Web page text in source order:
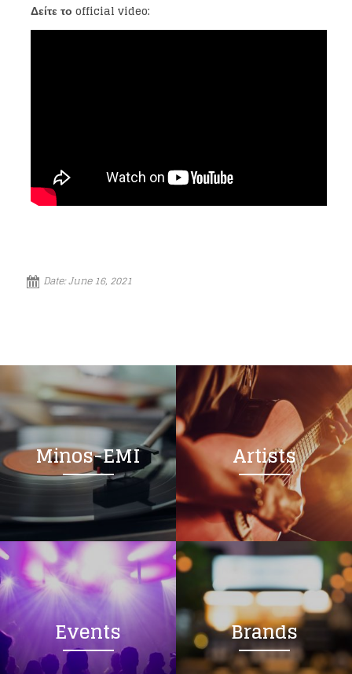
Δείτε το official video:
Date:June 16, 2021
Minos-EMI Artists
Events Brands